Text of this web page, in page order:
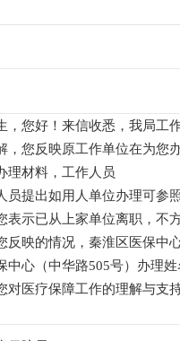
，您好！来信收悉，我局工
，您反映原工作单位在为您
办理材料，工作
员提出如用人单位办理可参
表示已从上家单位离职，不
反映的情况，秦淮区医保中
中心（中华路505号）办理
对医疗保障工作的理解与支持